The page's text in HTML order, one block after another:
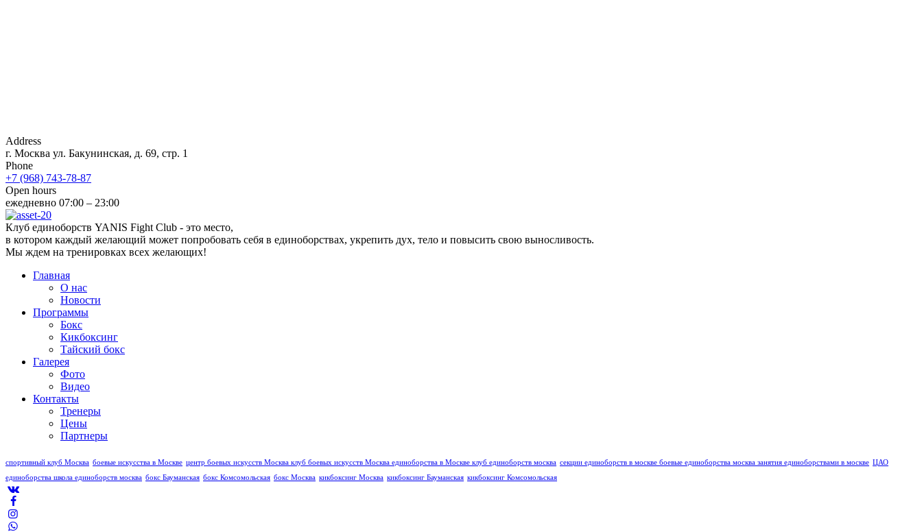
Address
г. Москва ул. Бакунинская, д. 69, стр. 1
Phone
+7 (968) 743-78-87
Open hours
ежедневно 07:00 – 23:00
Клуб единоборств YANIS Fight Club - это место,
в котором каждый желающий может попробовать себя в единоборствах, укрепить дух, тело и повысить свою выносливость.
Мы ждем на тренировках всех желающих!
Главная
О нас
Новости
Программы
Бокс
Кикбоксинг
Тайский бокс
Галерея
Фото
Видео
Контакты
Тренеры
Цены
Партнеры
спортивный клуб Москва боевые искусства в Москве центр боевых искусств Москва клуб боевых искусств Москва единоборства в Москве клуб единоборств москва секции единоборств в москве боевые единоборства москва занятия единоборствами в москве ЦАО
единоборства школа единоборств москва бокс Бауманская бокс Комсомольская бокс Москва кикбоксинг Москва кикбоксинг Бауманская кикбоксинг Комсомольская